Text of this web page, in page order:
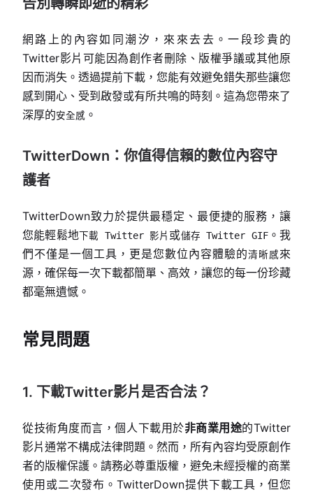
告別轉瞬即逝的精彩
網路上的內容如同潮汐，來來去去。一段珍貴的
Twitter影片可能因為創作者刪除、版權爭議或其他原
因而消失。透過提前下載，您能有效避免錯失那些讓您
感到開心、受到啟發或有所共鳴的時刻。這為您帶來了
深厚的安全感 。
TwitterDown：你值得信賴的數位內容守
護者
TwitterDown致力於提供最穩定、最便捷的服務，讓
您能輕鬆地下載 Twitter 影片 或儲存 Twitter GIF。我
們不僅是一個工具，更是您數位內容體驗的清晰感來
源，確保每一次下載都簡單、高效，讓您的每一份珍藏
都毫無遺憾。
常見問題
1. 下載Twitter影片是否合法？
從技術角度而言，個人下載用於非商業用途的Twitter
影片通常不構成法律問題。然而，所有內容均受原創作
者的版權保護。請務必尊重版權，避免未經授權的商業
使用或二次發布。TwitterDown提供下載工具，但您